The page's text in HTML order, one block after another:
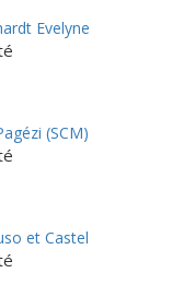
Evelyne
(SCM)
et Castel